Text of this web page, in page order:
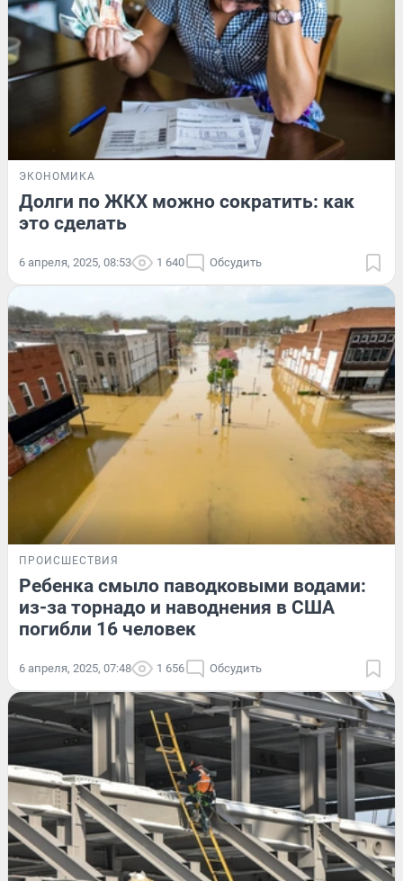
ЭКОНОМИКА
Долги по ЖКХ можно сократить: как
это сделать
6 апреля, 2025, 08:53 1 640 Обсудить
ПРОИСШЕСТВИЯ
Ребенка смыло паводковыми водами:
из-за торнадо и наводнения в США
погибли 16 человек
6 апреля, 2025, 07:48 1 656 Обсудить